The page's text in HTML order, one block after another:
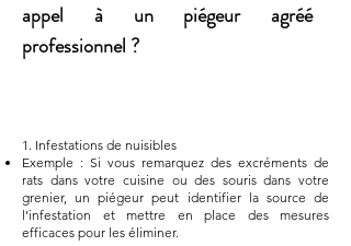
appel à un piégeur agréé
professionnel ?
1. Infestations de nuisibles
Exemple : Si vous remarquez des excréments de
rats dans votre cuisine ou des souris dans votre
grenier, un piégeur peut identifier la source de
l’infestation et mettre en place des mesures
efficaces pour les éliminer.